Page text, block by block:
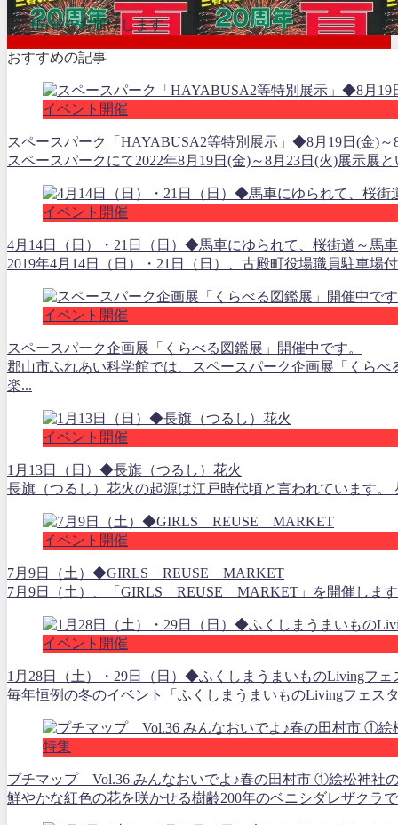
最新情報をお届けします
おすすめの記事
イベント開催
スペースパーク「HAYABUSA2等特別展示」◆8月19日(金)～
スペースパークにて2022年8月19日(金)～8月23日(火)展示展
イベント開催
4月14日（日）・21日（日）◆馬車にゆられて、桜街道～馬
2019年4月14日（日）・21日（日）、古殿町役場職員駐車
イベント開催
スペースパーク企画展「くらべる図鑑展」開催中です。
郡山市ふれあい科学館では、スペースパーク企画展「くら
楽...
イベント開催
1月13日（日）◆長旗（つるし）花火
長旗（つるし）花火の起源は江戸時代頃と言われています
イベント開催
7月9日（土）◆GIRLS REUSE MARKET
7月9日（土）、「GIRLS REUSE MARKET」を開催しま
イベント開催
1月28日（土）・29日（日）◆ふくしまうまいものLivingフェ
毎年恒例の冬のイベント「ふくしまうまいものLivingフェス
特集
プチマップ Vol.36 みんなおいでよ♪春の田村市 ①絵松神社
鮮やかな紅色の花を咲かせる樹齢200年のベニシダレザクラ